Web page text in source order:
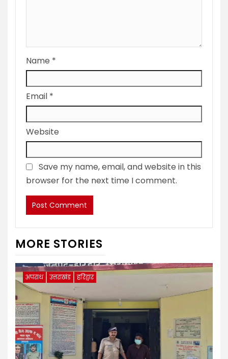
Name *
Email *
Website
Save my name, email, and website in this
browser for the next time I comment.
MORE STORIES
अपराध उत्तराखंड हरिद्वार